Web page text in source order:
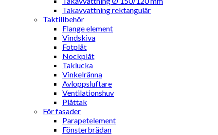
Takavvattning rektangulär
Taktillbehör
Flange element
Vindskiva
Fotplåt
Nockplåt
Taklucka
Vinkelränna
Avloppsluftare
Ventilationshuv
Plåttak
För fasader
Parapetelement
Fönsterbrädan